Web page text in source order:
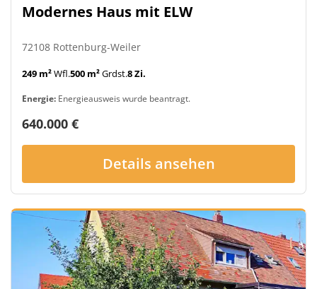
Modernes Haus mit ELW
72108 Rottenburg-Weiler
249 m²Wfl.500 m²Grdst.8 Zi.
Energie: Energieausweis wurde beantragt.
640.000 €
Details ansehen